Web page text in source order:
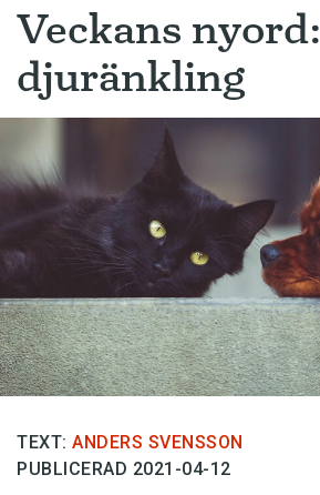
Veckans nyord:
djuränkling
TEXT: ANDERS SVENSSON
PUBLICERAD 2021-04-12